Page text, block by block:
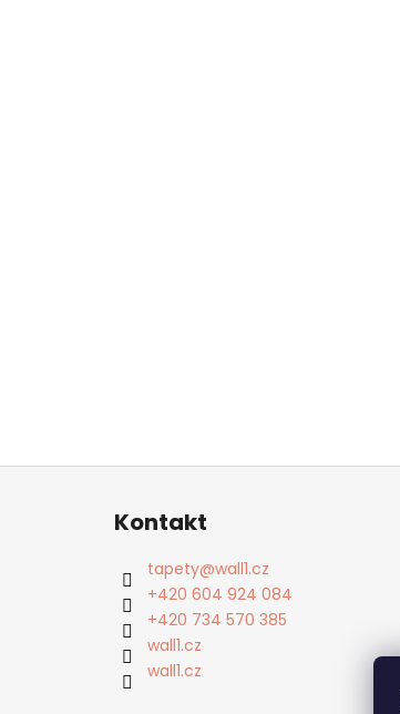
Z
Kontakt
tapety@wall1.cz
+420 604 924 084
+420 734 570 385
wall1.cz
wall1.cz